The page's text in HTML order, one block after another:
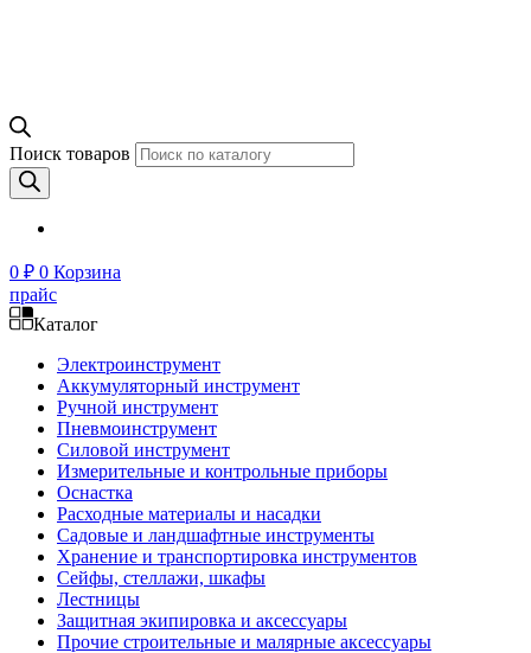
Поиск товаров
0 ₽ 0 Корзина
прайс
Каталог
Электроинструмент
Аккумуляторный инструмент
Ручной инструмент
Пневмоинструмент
Силовой инструмент
Измерительные и контрольные приборы
Оснастка
Расходные материалы и насадки
Садовые и ландшафтные инструменты
Хранение и транспортировка инструментов
Сейфы, стеллажи, шкафы
Лестницы
Защитная экипировка и аксессуары
Прочие строительные и малярные аксессуары